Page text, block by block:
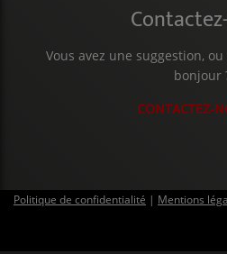
L'ŒIL DE L'OIE | PRÉSENTATION
VIDÉOS | L’ŒIL DE L'OIE
PARTENAIRES
Vous avez une suggestion,
bonjour
CONTACTEZ-
Politique de confidentialité | Mentions